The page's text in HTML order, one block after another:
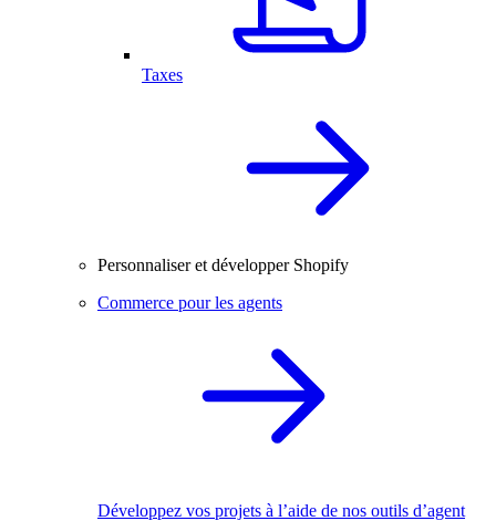
Taxes
Personnaliser et développer Shopify
Commerce pour les agents
Développez vos projets à l’aide de nos outils d’agent